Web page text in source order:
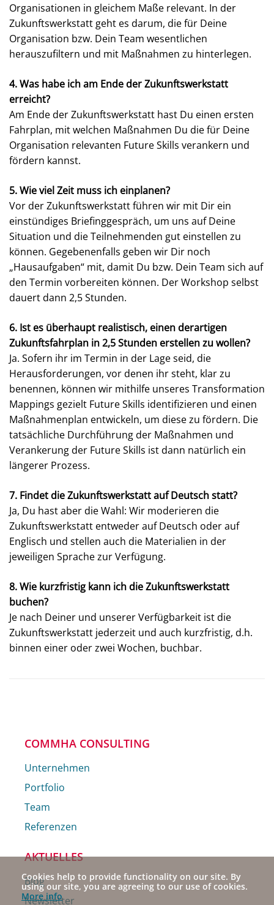
Organisationen in gleichem Maße relevant. In der
Zukunftswerkstatt geht es darum, die für Deine
Organisation bzw. Dein Team wesentlichen
herauszufiltern und mit Maßnahmen zu hinterlegen.
4. Was habe ich am Ende der Zukunftswerkstatt
erreicht?
Am Ende der Zukunftswerkstatt hast Du einen ersten
Fahrplan, mit welchen Maßnahmen Du die für Deine
Organisation relevanten Future Skills verankern und
fördern kannst.
5. Wie viel Zeit muss ich einplanen?
Vor der Zukunftswerkstatt führen wir mit Dir ein
einstündiges Briefinggespräch, um uns auf Deine
Situation und die Teilnehmenden gut einstellen zu
können. Gegebenenfalls geben wir Dir noch
„Hausaufgaben“ mit, damit Du bzw. Dein Team sich auf
den Termin vorbereiten können. Der Workshop selbst
dauert dann 2,5 Stunden.
6. Ist es überhaupt realistisch, einen derartigen
Zukunftsfahrplan in 2,5 Stunden erstellen zu wollen?
Ja. Sofern ihr im Termin in der Lage seid, die
Herausforderungen, vor denen ihr steht, klar zu
benennen, können wir mithilfe unseres Transformation
Mappings gezielt Future Skills identifizieren und einen
Maßnahmenplan entwickeln, um diese zu fördern. Die
tatsächliche Durchführung der Maßnahmen und
Verankerung der Future Skills ist dann natürlich ein
längerer Prozess.
7. Findet die Zukunftswerkstatt auf Deutsch statt?
Ja, Du hast aber die Wahl: Wir moderieren die
Zukunftswerkstatt entweder auf Deutsch oder auf
Englisch und stellen auch die Materialien in der
jeweiligen Sprache zur Verfügung.
8. Wie kurzfristig kann ich die Zukunftswerkstatt
buchen?
Je nach Deiner und unserer Verfügbarkeit ist die
Zukunftswerkstatt jederzeit und auch kurzfristig, d.h.
binnen einer oder zwei Wochen, buchbar.
COMMHA CONSULTING
Unternehmen
Portfolio
Team
Referenzen
AKTUELLES
Blog
Newsletter
Cookies help to provide functionality on our site. By
using our site, you are agreeing to our use of cookies.
More info